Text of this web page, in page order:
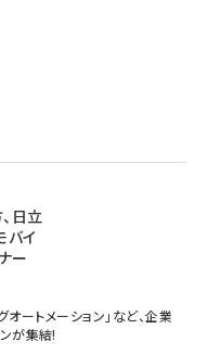
日立
バイ
ー
オートメーション」など、企業
が集結!